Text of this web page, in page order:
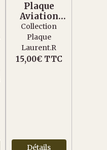
Plaque
Aviation
USAAF
WW2
Collection
Plaque
Laurent.R
15,00€ TTC
Détails